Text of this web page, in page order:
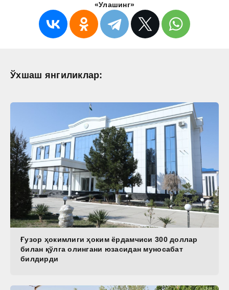
«Улашинг»
Ўхшаш янгиликлар:
Ғузор ҳокимлиги ҳоким ёрдамчиси 300 доллар
билан қўлга олингани юзасидан муносабат
билдирди